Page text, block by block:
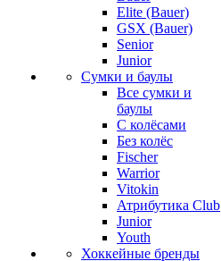
Elite (Bauer)
GSX (Bauer)
Senior
Junior
Сумки и баулы
Все сумки и
баулы
С колёсами
Без колёс
Fischer
Warrior
Vitokin
Атрибутика Club
Junior
Youth
Хоккейные бренды